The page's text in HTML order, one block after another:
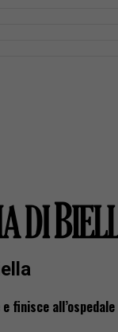
finisce all’ospedale